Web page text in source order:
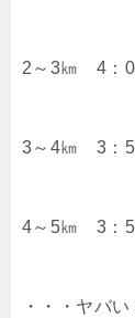
2～3㎞ 4：
3～4㎞ 3：
4～5㎞ 3：
・・・ヤバい